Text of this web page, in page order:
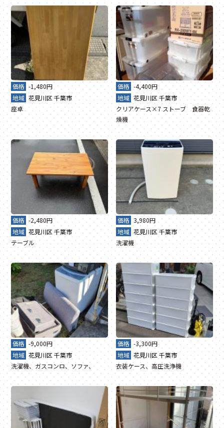
価格 -1,480円
地域 花見川区 千葉市
座卓
価格 -4,400円
地域 花見川区千葉市
クリアケース×7 ストーブ 食器乾
燥機
価格 -2,480円
地域 花見川区 千葉市
テーブル
価格 3,980円
地域 花見川区千葉市
洗濯機
価格 -9,000円
地域 花見川区 千葉市
洗濯機、ガスコンロ、ソファ、
価格 -3,300円
地域 花見川区千葉市
衣装ケース、高圧洗浄機